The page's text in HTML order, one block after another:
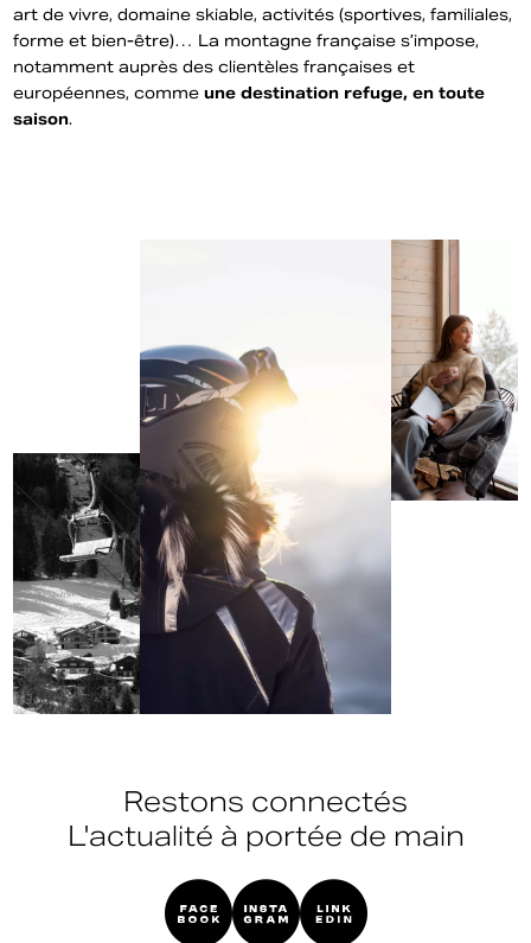
art de vivre, domaine skiable, activités (sportives, familiales,
forme et bien-être)… La montagne française s’impose,
notamment auprès des clientèles françaises et
européennes, commeune destination refuge, en toute
saison.
Restons connectés
L'actualité à portée de main